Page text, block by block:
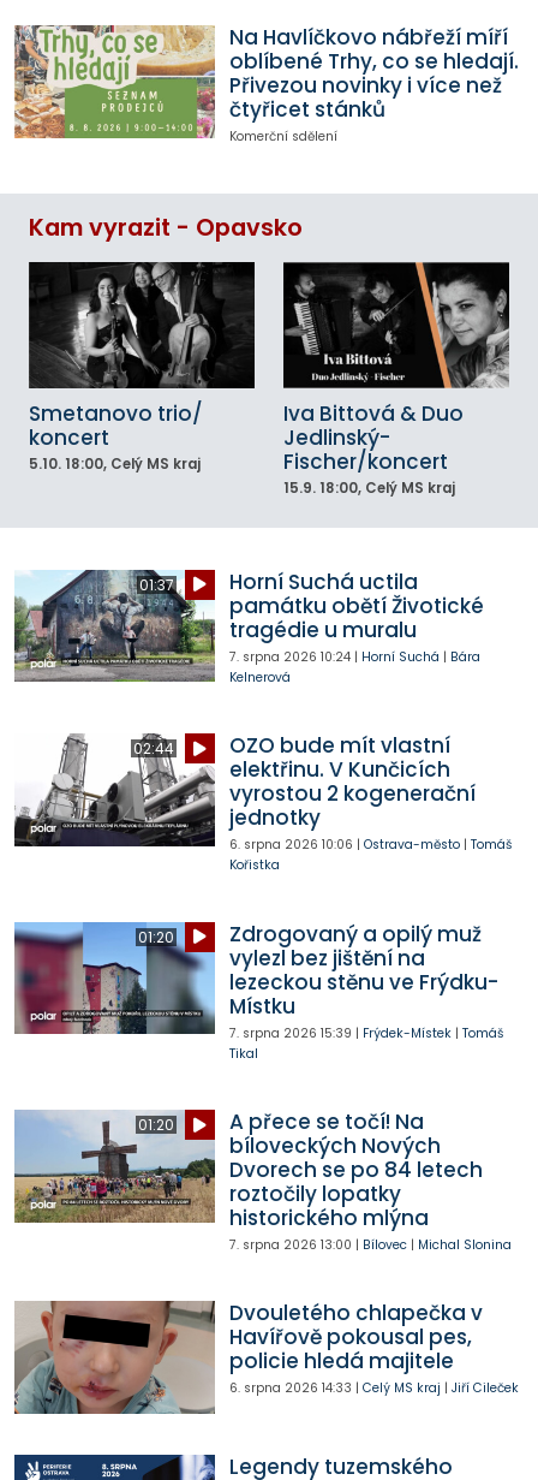
Na Havlíčkovo nábřeží míří
oblíbené Trhy, co se hledají.
Přivezou novinky i více než
čtyřicet stánků
Komerční sdělení
Kam vyrazit - Opavsko
Smetanovo trio/
koncert
5.10. 18:00, Celý MS kraj
Iva Bittová & Duo
Jedlinský-
Fischer/koncert
15.9. 18:00, Celý MS kraj
01:37
Horní Suchá uctila
památku obětí Životické
tragédie u muralu
7. srpna 2026 10:24| Horní Suchá | Bára
Kelnerová
02:44
OZO bude mít vlastní
elektřinu. V Kunčicích
vyrostou 2 kogenerační
jednotky
6. srpna 2026 10:06 | Ostrava-město| Tomáš
Kořistka
01:20
Zdrogovaný a opilý muž
vylezl bez jištění na
lezeckou stěnu ve Frýdku-
Místku
7. srpna 2026 15:39 | Frýdek-Místek| Tomáš
Tikal
01:20
A přece se točí! Na
bíloveckých Nových
Dvorech se po 84 letech
roztočily lopatky
historického mlýna
7. srpna 2026 13:00 | Bílovec| Michal Slonina
Dvouletého chlapečka v
Havířově pokousal pes,
policie hledá majitele
6. srpna 2026 14:33 | Celý MS kraj | Jiří Cileček
Legendy tuzemského